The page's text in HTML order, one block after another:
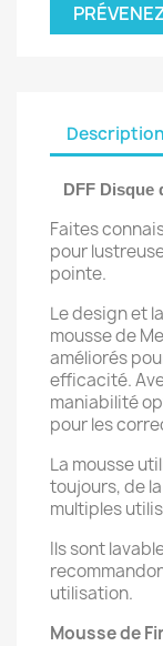
Description
DFF Disque
Faites
pour
pointe.
Le design et
mousse de
améliorés
efficacité.
maniabilité
pour les
La mousse
toujours, de
multiples
Ils sont
utilisation.
Mousse de